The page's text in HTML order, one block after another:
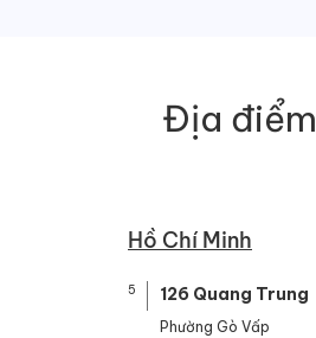
Địa
Hồ Chí Minh
5 126 Quang Trung
Phường Gò Vấp